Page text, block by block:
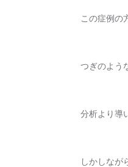
この症例の
つぎのよう
分析より導
しかしなが